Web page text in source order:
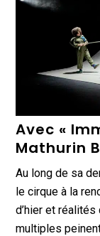
Avec «
Mathurin
Au long de sa
le cirque à la
d’hier et réalités
multiples